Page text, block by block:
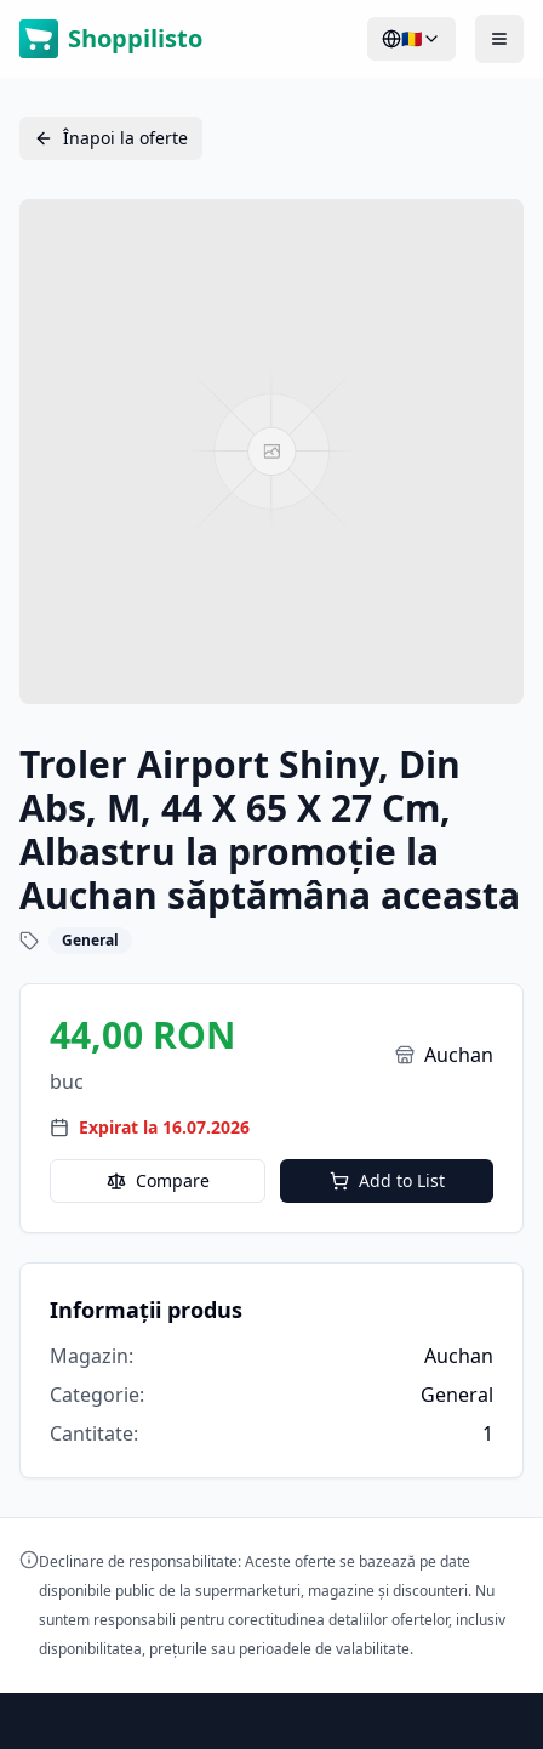
Shoppilisto 🇷🇴
Înapoi la oferte
Troler Airport Shiny, Din
Abs, M, 44 X 65 X 27 Cm,
Albastru la promoție la
Auchan săptămâna aceasta
General
44,00 RON
buc
Auchan
Expirat la 16.07.2026
Compare Add to List
Informații produs
Magazin:
Auchan
Categorie:
General
Cantitate: 1
Declinare de responsabilitate: Aceste oferte se bazează pe date
disponibile public de la supermarketuri, magazine și discounteri. Nu
suntem responsabili pentru corectitudinea detaliilor ofertelor, inclusiv
disponibilitatea, prețurile sau perioadele de valabilitate.